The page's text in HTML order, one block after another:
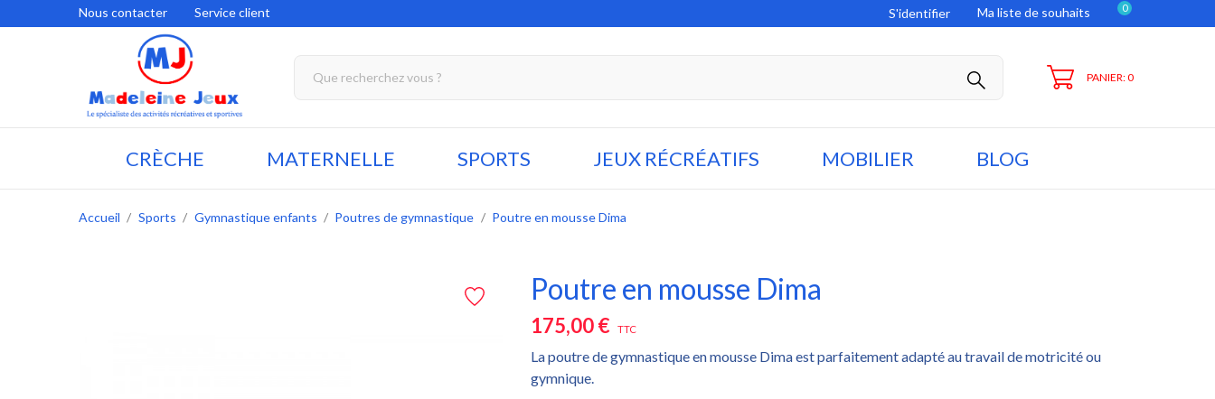
Nous contacter Service client S'identifier Ma liste de souhaits 0
PANIER: 0
CRÈCHE MATERNELLE SPORTS JEUX RÉCRÉATIFS MOBILIER BLOG
Accueil Sports Gymnastique enfants Poutres de gymnastique Poutre en mousse Dima
Poutre en mousse Dima
175,00 € TTC
La poutre de gymnastique en mousse Dima est parfaitement adapté au travail de motricité ou
gymnique.